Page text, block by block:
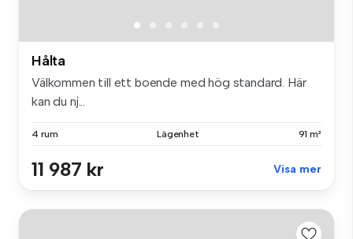
Hålta
Välkommen till ett boende med hög standard. Här
kan du nj...
4 rum Lägenhet 91 m²
11 987 kr Visa mer